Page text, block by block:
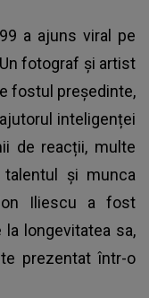
a ajuns viral pe
fotograf și artist
fostul președinte,
inteligenței
de reacții, multe
și munca
Iliescu a fost
longevitatea sa,
prezentat într-o